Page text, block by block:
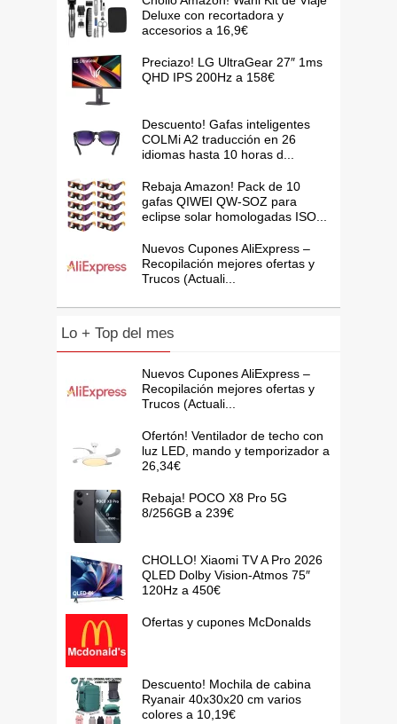
Deluxe con recortadora y
accesorios a 16,9€
Preciazo! LG UltraGear 27″ 1ms
QHD IPS 200Hz a 158€
Descuento! Gafas inteligentes
COLMi A2 traducción en 26
idiomas hasta 10 horas d...
Rebaja Amazon! Pack de 10
gafas QIWEI QW-SOZ para
eclipse solar homologadas ISO...
Nuevos Cupones AliExpress –
Recopilación mejores ofertas y
Trucos (Actuali...
Lo + Top del mes
Nuevos Cupones AliExpress –
Recopilación mejores ofertas y
Trucos (Actuali...
Ofertón! Ventilador de techo con
luz LED, mando y temporizador a
26,34€
Rebaja! POCO X8 Pro 5G
8/256GB a 239€
CHOLLO! Xiaomi TV A Pro 2026
QLED Dolby Vision-Atmos 75″
120Hz a 450€
Ofertas y cupones McDonalds
Descuento! Mochila de cabina
Ryanair 40x30x20 cm varios
colores a 10,19€